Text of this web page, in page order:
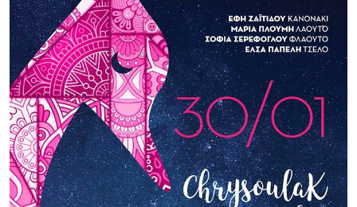
Εκδηλώσεις
Επερχόμενες εκδηλώσεις
Περασμένες εκδηλώσεις
Νέα
Επικοινωνία
-ENG-